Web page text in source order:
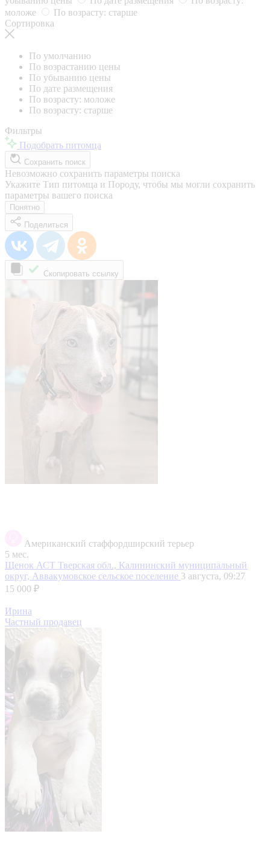
моложе
По возрасту: старше
Сортировка
По умолчанию
По возрастанию цены
По убыванию цены
По дате размещения
По возрасту: моложе
По возрасту: старше
Фильтры
Подобрать питомца
Сохранить поиск
Невозможно сохранить параметры поиска
Укажите Тип питомца и Породу, чтобы мы могли сохранить
параметры вашего поиска
Понятно
Поделиться
Скопировать ссылку
Американский стаффордширский терьер
5 мес.
Щенок АСТ Тверская обл., Калининский муниципальный
округ, Аввакумовское сельское поселение 3 августа, 09:27
15 000 ₽
Ирина
Частный продавец